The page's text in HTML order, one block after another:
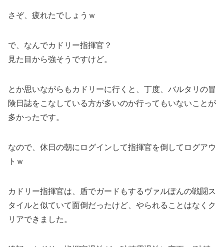
さぞ、疲れたでしょうｗ
で、なんでカドリー指揮官？
見た目から強そうですけど。
とか思いながらもカドリーに行くと、丁度、バルタリの冒
険日誌をこなしている方が多いのか行ってもいないことが
多かったです。
なので、休日の朝にログインして指揮官を倒してログアウ
トｗ
カドリー指揮官は、盾でガードもするヴァルぽんの戦闘ス
タイルと似ていて面倒だったけど、やられることはなくク
リアできました。